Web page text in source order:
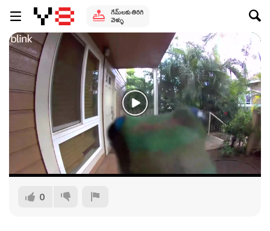
గేమ్‌లకు తిరిగి
వెళ్ళు
0